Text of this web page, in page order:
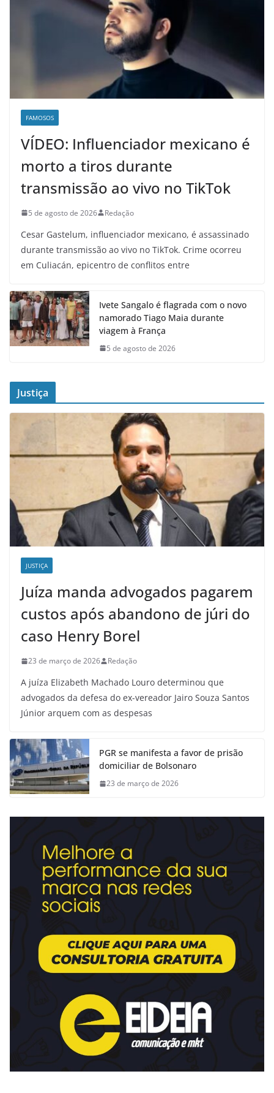
FAMOSOS
VÍDEO: Influenciador mexicano é
morto a tiros durante
transmissão ao vivo no TikTok
5 de agosto de 2026 Redação
Cesar Gastelum, influenciador mexicano, é assassinado
durante transmissão ao vivo no TikTok. Crime ocorreu
em Culiacán, epicentro de conflitos entre
Ivete Sangalo é flagrada com o novo
namorado Tiago Maia durante
viagem à França
5 de agosto de 2026
Justiça
JUSTIÇA
Juíza manda advogados pagarem
custos após abandono de júri do
caso Henry Borel
23 de março de 2026 Redação
A juíza Elizabeth Machado Louro determinou que
advogados da defesa do ex-vereador Jairo Souza Santos
Júnior arquem com as despesas
PGR se manifesta a favor de prisão
domiciliar de Bolsonaro
23 de março de 2026